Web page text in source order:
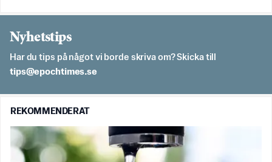
Nyhetstips
Har du tips på något vi borde skriva om? Skicka till
es.semithcope@spit
REKOMMENDERAT